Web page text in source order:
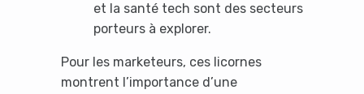
et la santé tech sont des secteurs
porteurs à explorer.
Pour les marketeurs, ces licornes
montrent l’importance d’une